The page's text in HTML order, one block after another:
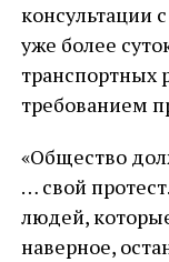
консультации
уже более
транспортных
требованием
«Общество
… свой
людей,
наверное,